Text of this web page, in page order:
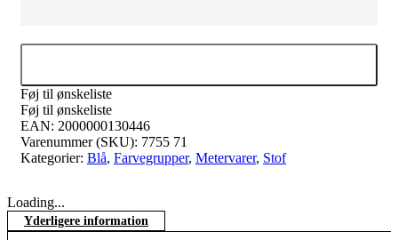
Føj til ønskeliste
Føj til ønskeliste
EAN: 2000000130446
Varenummer (SKU): 7755 71
Kategorier: Blå, Farvegrupper, Metervarer, Stof
Loading...
Yderligere information